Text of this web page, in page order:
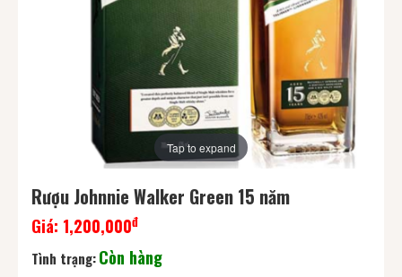
Tap to expand
Rượu Johnnie Walker Green 15 năm
Giá: 1,200,000đ
Tình trạng:Còn hàng